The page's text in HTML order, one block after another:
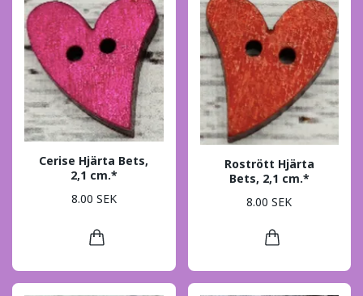
Cerise Hjärta Bets,
2,1 cm.*
8.00 SEK
Rostrött Hjärta
Bets, 2,1 cm.*
8.00 SEK